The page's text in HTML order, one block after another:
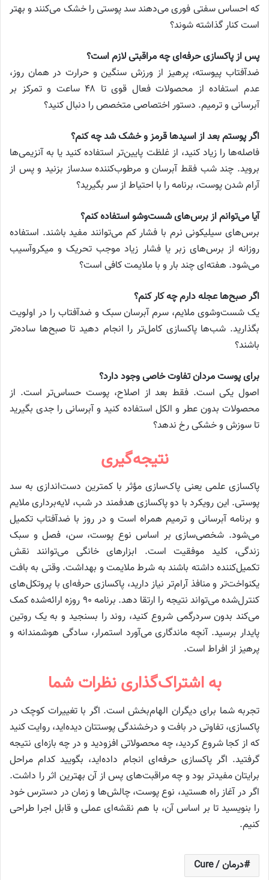
که احساس سفتی فوری می‌دهند سد پوستی را خشک می‌کنند و بهتر
است کنار گذاشته شوند؟
پس از پاکسازی حرفه‌ای چه مراقبتی لازم است؟
ضدآفتاب پیوسته، پرهیز از ورزش سنگین و حرارت در همان روز،
عدم استفاده از محصولات فعال قوی تا ۴۸ ساعت و تمرکز بر
آبرسانی و ترمیم. دستور اختصاصی متخصص را دنبال کنید؟
اگر پوستم بعد از اسیدها قرمز و خشک شد چه کنم؟
فاصله‌ها را زیاد کنید، از غلظت پایین‌تر استفاده کنید یا به آنزیمی‌ها
بروید. چند شب فقط آبرسان و مرطوب‌کننده سدساز بزنید و پس از
آرام شدن پوست، برنامه را با احتیاط از سر بگیرید؟
آیا می‌توانم از برس‌های شست‌وشو استفاده کنم؟
برس‌های سیلیکونی نرم با فشار کم می‌توانند مفید باشند. استفاده
روزانه از برس‌های زبر یا فشار زیاد موجب تحریک و میکروآسیب
می‌شود. هفته‌ای چند بار و با ملایمت کافی است؟
اگر صبح‌ها عجله دارم چه کار کنم؟
یک شست‌وشوی ملایم، سرم آبرسان سبک و ضدآفتاب را در اولویت
بگذارید. شب‌ها پاکسازی کامل‌تر را انجام دهید تا صبح‌ها ساده‌تر
باشند؟
برای پوست مردان تفاوت خاصی وجود دارد؟
اصول یکی است. فقط بعد از اصلاح، پوست حساس‌تر است. از
محصولات بدون عطر و الکل استفاده کنید و آبرسانی را جدی بگیرید
تا سوزش و خشکی رخ ندهد؟
نتیجه‌گیری
پاکسازی علمی یعنی پاک‌سازی مؤثر با کمترین دست‌اندازی به سد
پوستی. این رویکرد با دو پاکسازی هدفمند در شب، لایه‌برداری ملایم
و برنامه آبرسانی و ترمیم همراه است و در روز با ضدآفتاب تکمیل
می‌شود. شخصی‌سازی بر اساس نوع پوست، سن، فصل و سبک
زندگی، کلید موفقیت است. ابزارهای خانگی می‌توانند نقش
تکمیل‌کننده داشته باشند به شرط ملایمت و بهداشت. وقتی به بافت
یکنواخت‌تر و منافذ آرام‌تر نیاز دارید، پاکسازی حرفه‌ای با پروتکل‌های
کنترل‌شده می‌تواند نتیجه را ارتقا دهد. برنامه ۹۰ روزه ارائه‌شده کمک
می‌کند بدون سردرگمی شروع کنید، روند را بسنجید و به یک روتین
پایدار برسید. آنچه ماندگاری می‌آورد استمرار، سادگی هوشمندانه و
پرهیز از افراط است.
به اشتراک‌گذاری نظرات شما
تجربه شما برای دیگران الهام‌بخش است. اگر با تغییرات کوچک در
پاکسازی، تفاوتی در بافت و درخشندگی پوستتان دیده‌اید، روایت کنید
که از کجا شروع کردید، چه محصولاتی افزودید و در چه بازه‌ای نتیجه
گرفتید. اگر پاکسازی حرفه‌ای انجام داده‌اید، بگویید کدام مراحل
برایتان مفیدتر بود و چه مراقبت‌های پس از آن بهترین اثر را داشت.
اگر در آغاز راه هستید، نوع پوست، چالش‌ها و زمان در دسترس خود
را بنویسید تا بر اساس آن، با هم نقشه‌ای عملی و قابل اجرا طراحی
کنیم.
درمان / Cure